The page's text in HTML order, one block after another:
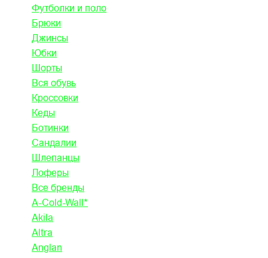
Футболки и поло
Брюки
Джинсы
Юбки
Шорты
Вся обувь
Кроссовки
Кеды
Ботинки
Сандалии
Шлепанцы
Лоферы
Все бренды
A-Cold-Wall*
Akila
Altra
Anglan